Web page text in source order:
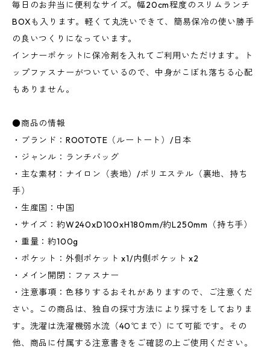
毎日のお弁当に便利なサイズ。幅20cm程度のスリムランチ
BOXも入ります。軽くて丸洗いできて、簡易保冷の使い勝手
の良いつくりになっています。
インナーポケットに保冷剤を入れてご利用いただけます。ト
ップファスナーがついているので、中身がこぼれ落ちる心配
もありません。
●商品の情報
・ブランド：ROOTOTE（ルートート）/日本
・ジャンル：ランチバッグ
・主な素材：ナイロン（表地）/ポリエステル（裏地、持ち
手）
・生産国：中国
・サイズ：約W240xD100xH180mm/約L250mm（持ち手）
・重量：約100g
・ポケット：外側ポケット x1/内側ポケット x2
・メイン開閉：ファスナー
・注意事項：色移りするおそれがありますので、ご注意くだ
さい。この商品は、独自の採寸方法により採寸をしておりま
す。洗濯は洗濯機弱水流（40℃まで）にて可能です。その
他、商品に付属する注意書きをご確認の上ご使用ください。